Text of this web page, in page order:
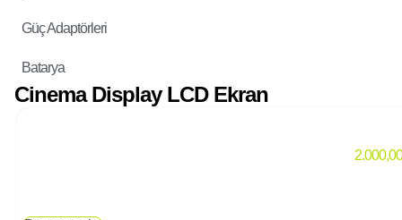
Güç Adaptörleri
Batarya
Cinema Display LCD Ekran
2.000,00